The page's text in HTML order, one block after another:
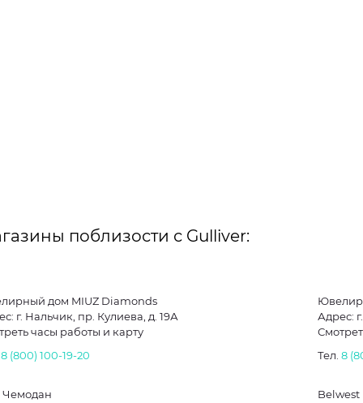
поблизости с Gulliver:
дом MIUZ Diamonds
г. Нальчик, пр. Кулиева, д. 19А
часы работы и карту
8 (800) 100-19-20
Адрес:
Тел.8
Belwest